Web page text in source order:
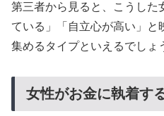
第三者から見ると、こうした
ている」「自立心が高い」と
集めるタイプといえるでしょ
女性がお金に執着す